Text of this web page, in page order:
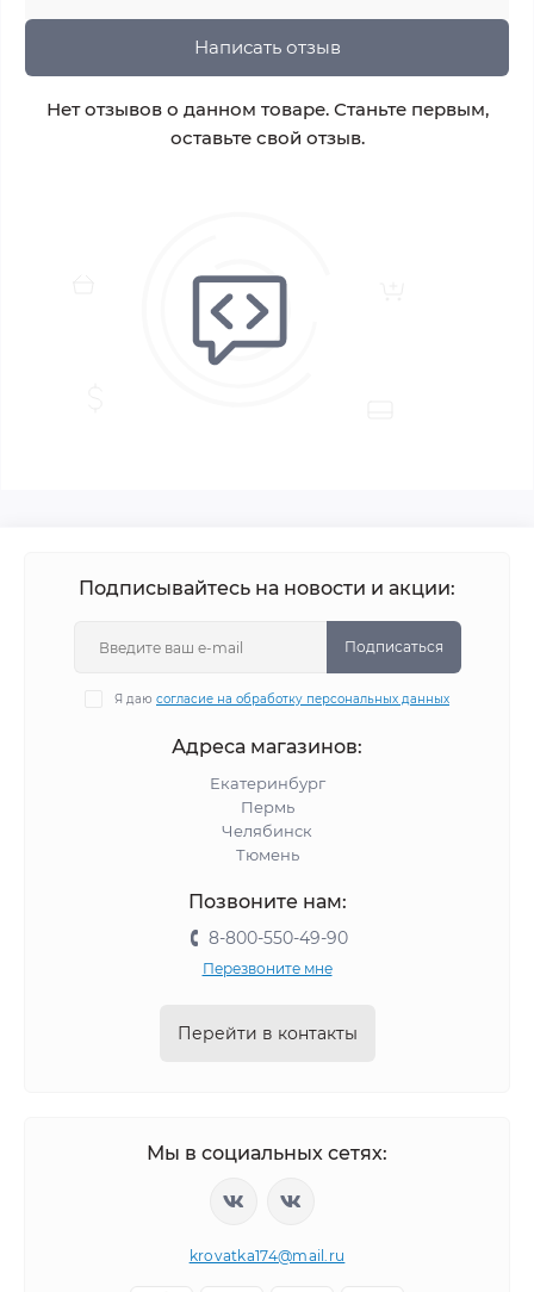
Написать отзыв
Нет отзывов о данном товаре. Станьте первым,
оставьте свой отзыв.
Подписывайтесь на новости и акции:
Подписаться
Я даю согласие на обработку персональных данных
Адреса магазинов:
Екатеринбург
Пермь
Челябинск
Тюмень
Позвоните нам:
8-800-550-49-90
Перезвоните мне
Перейти в контакты
Мы в социальных сетях:
krovatka174@mail.ru